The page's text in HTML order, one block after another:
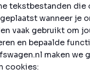
tekstbestanden die
wanneer je
vaak gebruikt om
en bepaalde
maken we
cookies: